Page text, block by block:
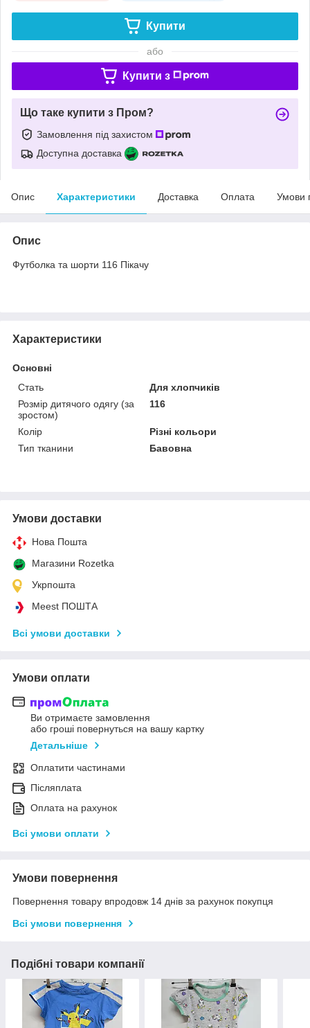
Купити
або
Купити з
Що таке купити з Пром?
Замовлення під захистом
Доступна доставка
Опис Характеристики Доставка Оплата Умови
Опис
Футболка та шорти 116 Пікачу
Характеристики
Основні
Стать
Для хлопчиків
Розмір дитячого одягу (за
зростом)
116
Колір
Різні кольори
Тип тканини
Бавовна
Умови доставки
Нова Пошта
Магазини Rozetka
Укрпошта
Meest ПОШТА
Всі умови доставки
Умови оплати
Ви отримаєте замовлення
або гроші повернуться на вашу картку
Детальніше
Оплатити частинами
Післяплата
Оплата на рахунок
Всі умови оплати
Умови повернення
Повернення товару впродовж 14 днів за рахунок покупця
Всі умови повернення
Подібні товари компанії